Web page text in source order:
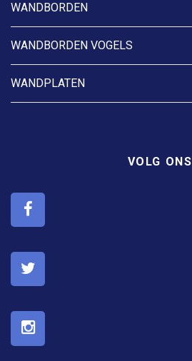
WANDBORDEN
WANDBORDEN VOGELS
WANDPLATEN
VOLG ONS